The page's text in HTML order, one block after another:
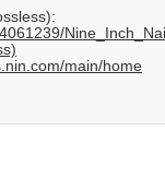
main/home